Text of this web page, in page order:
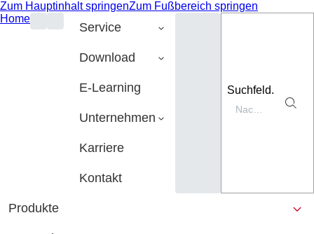
Zum Hauptinhalt springenZum Fußbereich springen
Home
Service
Download
E-Learning
Unternehmen
Karriere
Kontakt
Suchfeld.
Produkte